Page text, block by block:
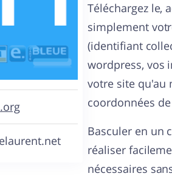
Téléchargez le,
simplement
(identifiant
wordpress, vos
votre site qu'au
coordonnées
Basculer en un
réaliser
nécessaires